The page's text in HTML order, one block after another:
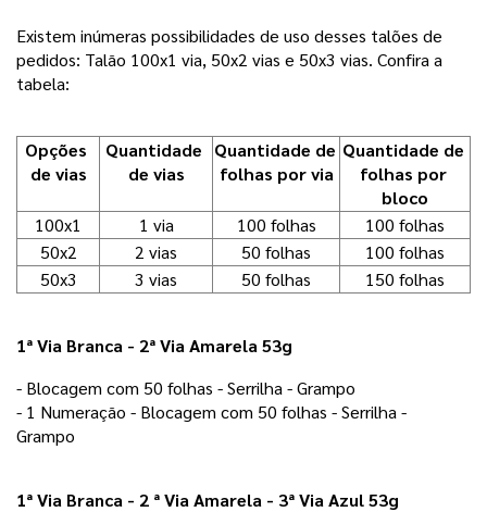
Existem inúmeras possibilidades de uso desses talões de
pedidos: Talão 100x1 via, 50x2 vias e 50x3 vias. Confira a
tabela:
Opções
de vias
Quantidade
de vias
Quantidade de
folhas por via
Quantidade de
folhas por
bloco
100x1
1 via 100 folhas
100 folhas
50x2
2 vias 50 folhas
100 folhas
50x3
3 vias 50 folhas 150 folhas
1ª Via Branca - 2ª Via Amarela 53g
- Blocagem com 50 folhas - Serrilha - Grampo
- 1 Numeração - Blocagem com 50 folhas - Serrilha -
Grampo
1ª Via Branca - 2 ª Via Amarela - 3ª Via Azul 53g